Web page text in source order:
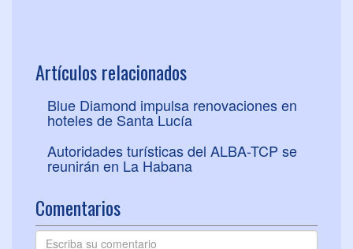
Artículos relacionados
Blue Diamond impulsa renovaciones en
hoteles de Santa Lucía
Autoridades turísticas del ALBA-TCP se
reunirán en La Habana
Comentarios